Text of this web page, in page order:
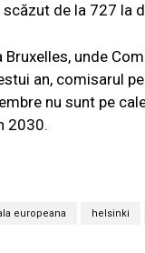
de la 727 la
unde
an, comisarul
nu sunt pe
2030.
europeana helsinki